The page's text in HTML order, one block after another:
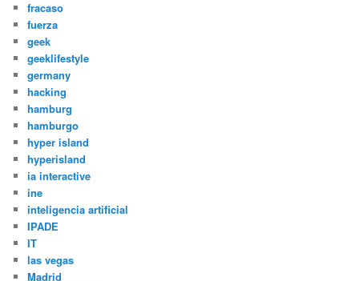
fracaso
fuerza
geek
geeklifestyle
germany
hacking
hamburg
hamburgo
hyper island
hyperisland
ia interactive
ine
inteligencia artificial
IPADE
IT
las vegas
Madrid